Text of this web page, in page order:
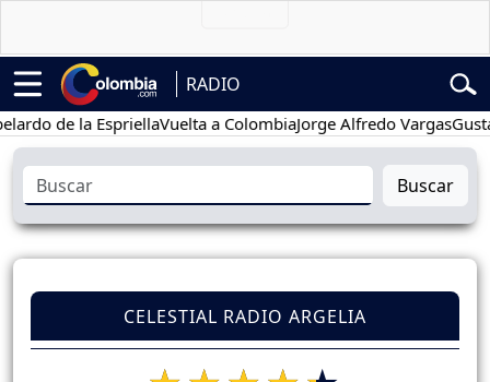
RADIO
de la EspriellaVuelta a ColombiaJorge Alfredo VargasGustavo
Buscar
CELESTIAL RADIO ARGELIA